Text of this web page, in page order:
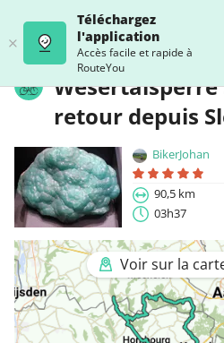
Téléchargez
l'application
Accès facile et rapide à
RouteYou
Wesertalsperre
retour depuis
BikerJohan
90,5 km
03h37
Voir sur la